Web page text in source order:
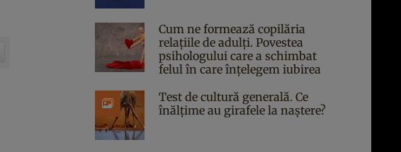
Cum ne formează copilăria
relațiile de adulți. Povestea
psihologului care a schimbat
felul în care înțelegem iubirea
Test de cultură generală. Ce
înălțime au girafele la naștere?